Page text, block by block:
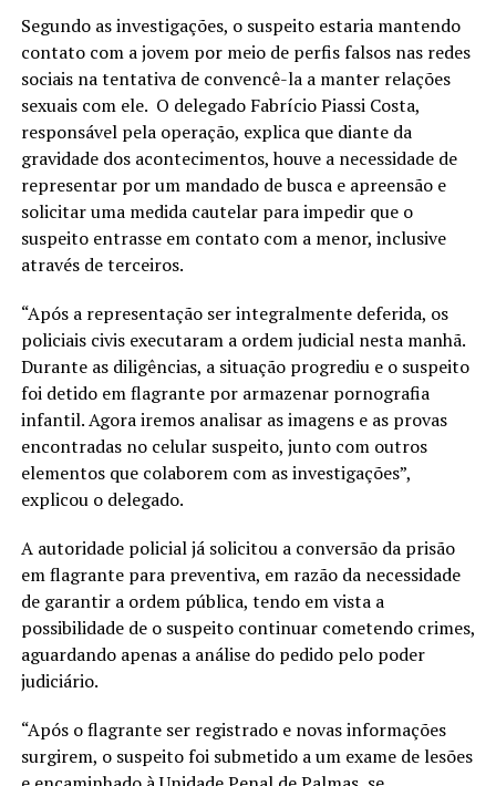
Segundo as investigações, o suspeito estaria mantendo
contato com a jovem por meio de perfis falsos nas redes
sociais na tentativa de convencê-la a manter relações
sexuais com ele. O delegado Fabrício Piassi Costa,
responsável pela operação, explica que diante da
gravidade dos acontecimentos, houve a necessidade de
representar por um mandado de busca e apreensão e
solicitar uma medida cautelar para impedir que o
suspeito entrasse em contato com a menor, inclusive
através de terceiros.
“Após a representação ser integralmente deferida, os
policiais civis executaram a ordem judicial nesta manhã.
Durante as diligências, a situação progrediu e o suspeito
foi detido em flagrante por armazenar pornografia
infantil. Agora iremos analisar as imagens e as provas
encontradas no celular suspeito, junto com outros
elementos que colaborem com as investigações”,
explicou o delegado.
A autoridade policial já solicitou a conversão da prisão
em flagrante para preventiva, em razão da necessidade
de garantir a ordem pública, tendo em vista a
possibilidade de o suspeito continuar cometendo crimes,
aguardando apenas a análise do pedido pelo poder
judiciário.
“Após o flagrante ser registrado e novas informações
surgirem, o suspeito foi submetido a um exame de lesões